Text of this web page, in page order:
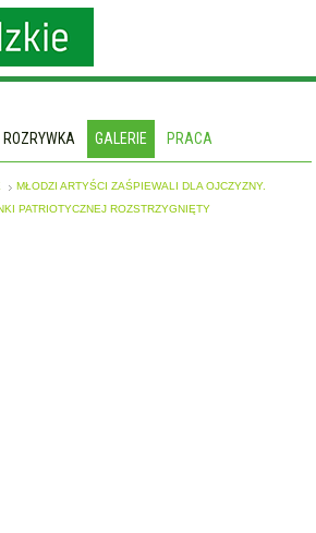
ROZRYWKA GALERIE PRACA
MŁODZI ARTYŚCI ZAŚPIEWALI DLA OJCZYZNY.
PATRIOTYCZNEJ ROZSTRZYGNIĘTY